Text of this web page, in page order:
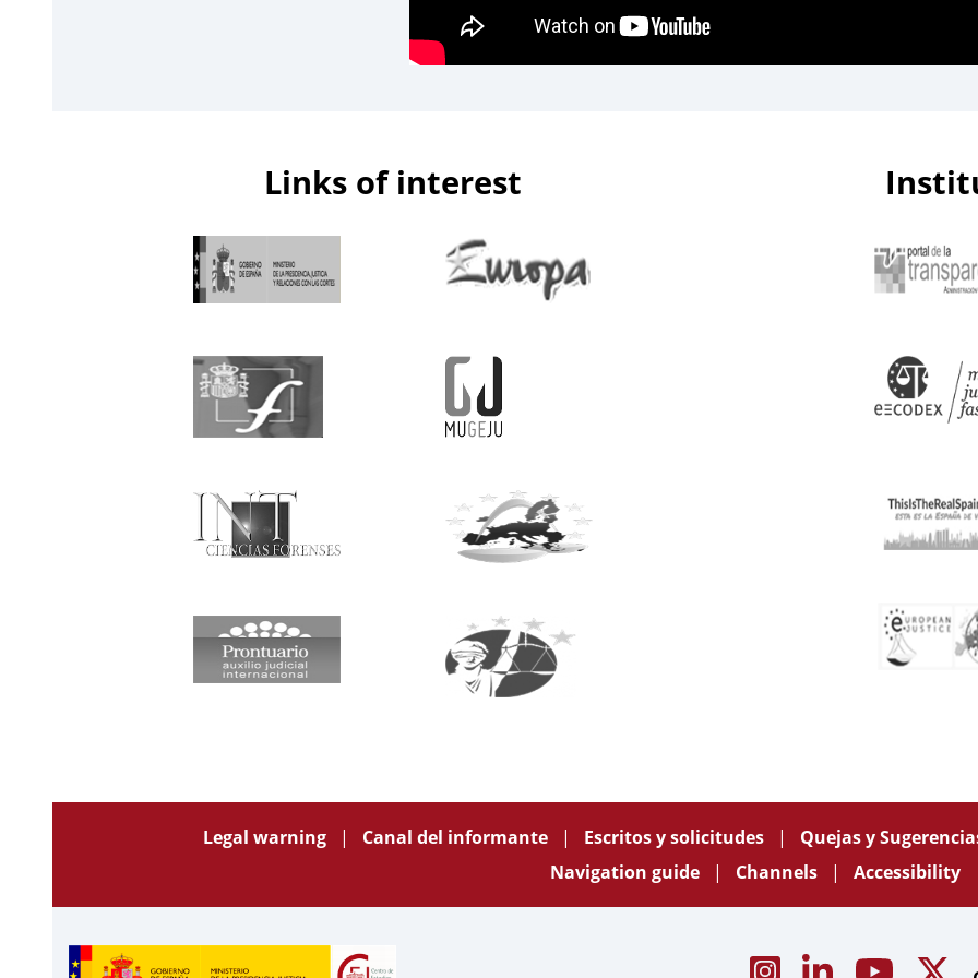
Links of interest
Legal warning Canal del informante Escritos y solicitudes Quejas y
Navigation guide
Channels Accessibility